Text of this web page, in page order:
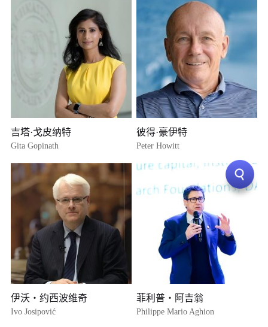
吉塔·戈皮纳特
Gita Gopinath
彼得·豪伊特
Peter Howitt
伊沃・约西波维奇
Ivo Josipović
菲利普・阿吉翁
Philippe Mario Aghion